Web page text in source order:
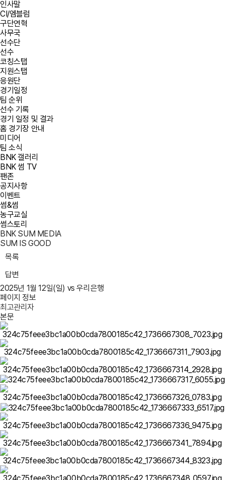
인사말
CI/엠블럼
구단연혁
사무국
선수단
선수
코칭스탭
지원스탭
응원단
경기일정
팀 순위
선수 기록
경기 일정 및 결과
홈 경기장 안내
미디어
팀 소식
BNK 갤러리
BNK 썸 TV
팬존
공지사항
이벤트
썸&썸
농구교실
썸스토리
BNK SUM MEDIA
SUM IS GOOD
목록
답변
2025년 1월 12일(일) vs 우리은행
페이지 정보
최고관리자
본문